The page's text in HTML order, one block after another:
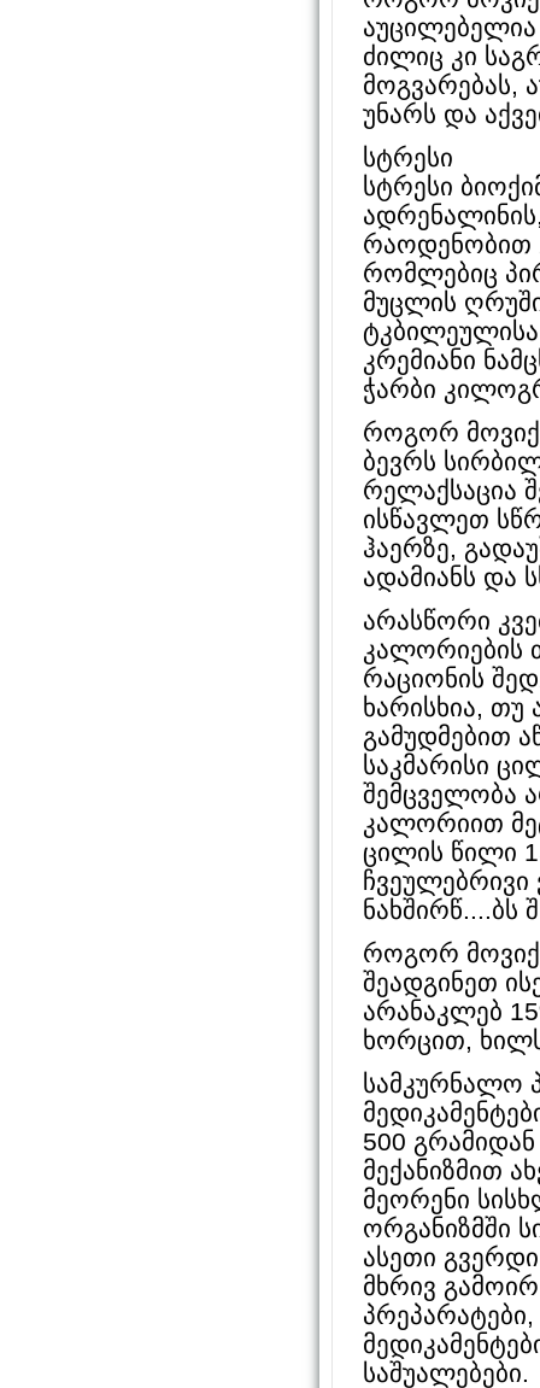
აუცილებელია
ძილიც კი
მოგვარებას,
უნარს და
სტრესი
სტრესი
რაოდენობით
რომლებიც
მუცლის
კრემიანი
ჭარბი
როგორ
ბევრს
რელაქსაცია
ისწავლეთ
ჰაერზე,
ადამიანს და
არასწორი
კალორიების
რაციონის
ხარისხია, თუ
გამუდმებით
საკმარისი
შემცველობა
კალორიით
ცილის წილი
ნახშირწ....ბს
როგორ
შეადგინეთ
არანაკლებ
ხორცით,
სამკურნალო
500 გრამიდან
მექანიზმით
მეორენი
ორგანიზმში
ასეთი
მხრივ
პრეპარატები,
საშუალებები.